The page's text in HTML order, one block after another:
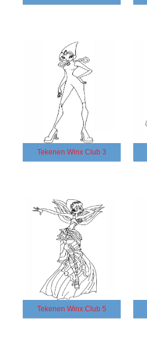
Tekenen Winx Club 3
Tekenen Winx Club 5